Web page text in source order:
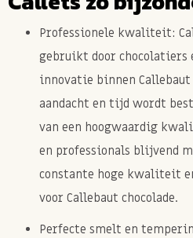
Professionele kwaliteit:
gebruikt door chocolatiers
innovatie binnen
aandacht en tijd wordt
van een hoogwaardig
en professionals blijvend
constante hoge kwaliteit
voor Callebaut chocolade.
Perfecte smelt en